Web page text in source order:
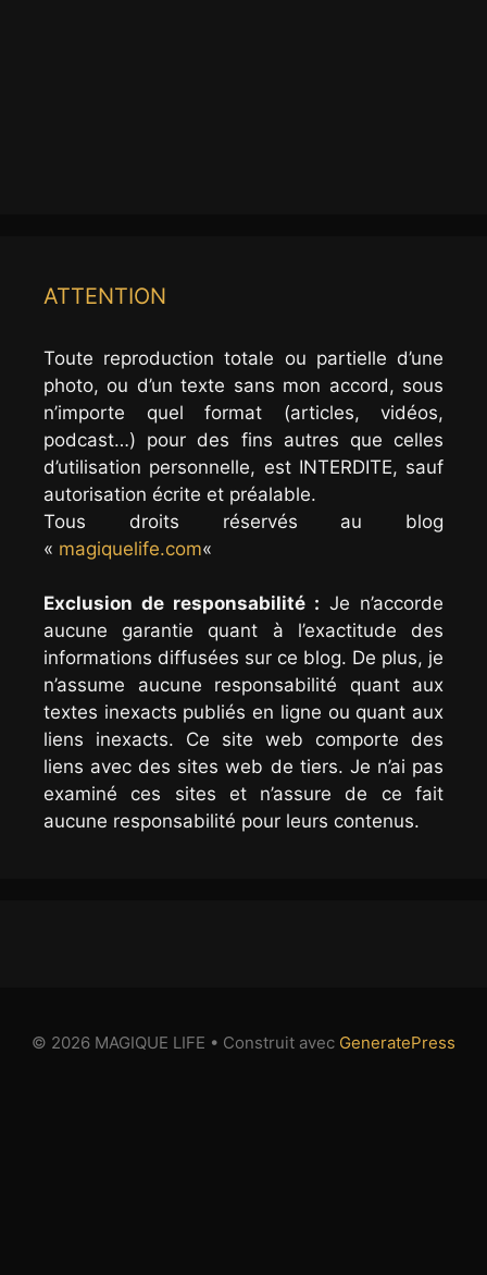
ATTENTION
Toute reproduction totale ou partielle d’une
photo, ou d’un texte sans mon accord, sous
n’importe quel format (articles, vidéos,
podcast…) pour des fins autres que celles
d’utilisation personnelle, est INTERDITE, sauf
autorisation écrite et préalable.
Tous droits réservés au blog
« magiquelife.com«
Exclusion de responsabilité : Je n’accorde
aucune garantie quant à l’exactitude des
informations diffusées sur ce blog. De plus, je
n’assume aucune responsabilité quant aux
textes inexacts publiés en ligne ou quant aux
liens inexacts. Ce site web comporte des
liens avec des sites web de tiers. Je n’ai pas
examiné ces sites et n’assure de ce fait
aucune responsabilité pour leurs contenus.
© 2026 MAGIQUE LIFE • Construit avec GeneratePress